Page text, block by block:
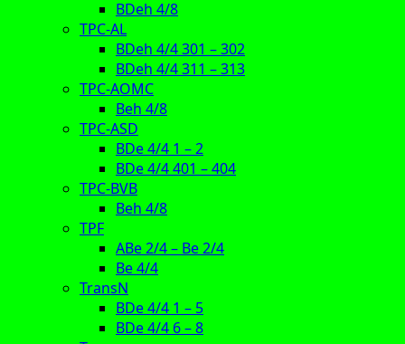
BDeh 4/8
TPC-AL
BDeh 4/4 301 – 302
BDeh 4/4 311 – 313
TPC-AOMC
Beh 4/8
TPC-ASD
BDe 4/4 1 – 2
BDe 4/4 401 – 404
TPC-BVB
Beh 4/8
TPF
ABe 2/4 – Be 2/4
Be 4/4
TransN
BDe 4/4 1 – 5
BDe 4/4 6 – 8